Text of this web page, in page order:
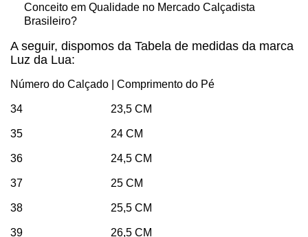
Conceito em Qualidade no Mercado Calçadista
Brasileiro?
A seguir, dispomos da Tabela de medidas da marca
Luz da Lua:
Número do Calçado | Comprimento do Pé
34 23,5 CM
35 24 CM
36 24,5 CM
37 25 CM
38 25,5 CM
39 26,5 CM